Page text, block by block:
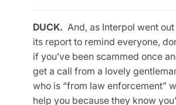
DUCK. And, as Interpol went
its report to remind everyone,
if you’ve been scammed once
get a call from a lovely
who is “from law enforcement”
help you because they know